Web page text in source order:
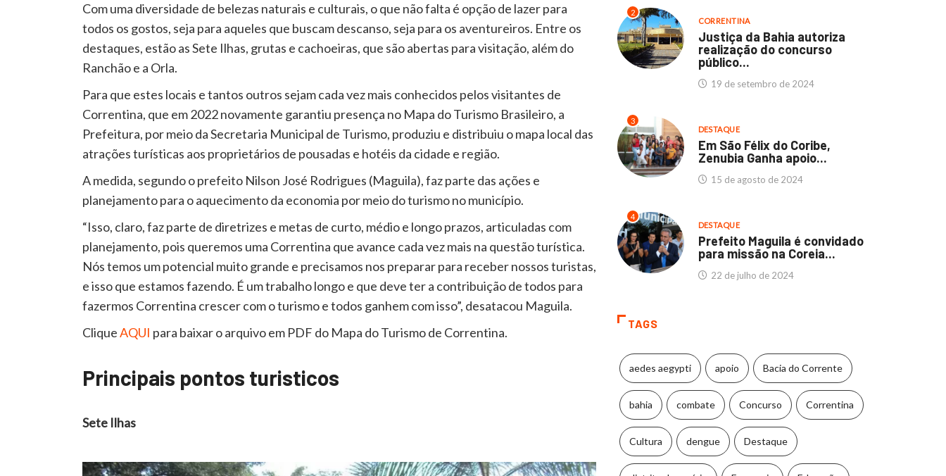
Com uma diversidade de belezas naturais e culturais, o que não falta é opção de lazer para
todos os gostos, seja para aqueles que buscam descanso, seja para os aventureiros. Entre os
destaques, estão as Sete Ilhas, grutas e cachoeiras, que são abertas para visitação, além do
Ranchão e a Orla.
Para que estes locais e tantos outros sejam cada vez mais conhecidos pelos visitantes de
Correntina, que em 2022 novamente garantiu presença no Mapa do Turismo Brasileiro, a
Prefeitura, por meio da Secretaria Municipal de Turismo, produziu e distribuiu o mapa local das
atrações turísticas aos proprietários de pousadas e hotéis da cidade e região.
A medida, segundo o prefeito Nilson José Rodrigues (Maguila), faz parte das ações e
planejamento para o aquecimento da economia por meio do turismo no município.
“Isso, claro, faz parte de diretrizes e metas de curto, médio e longo prazos, articuladas com
planejamento, pois queremos uma Correntina que avance cada vez mais na questão turística.
Nós temos um potencial muito grande e precisamos nos preparar para receber nossos turistas,
e isso que estamos fazendo. É um trabalho longo e que deve ter a contribuição de todos para
fazermos Correntina crescer com o turismo e todos ganhem com isso”, desatacou Maguila.
CliqueAQUI para baixar o arquivo em PDF do Mapa do Turismo de Correntina.
Principais pontos turisticos
Sete Ilhas
2
CORRENTINA
Justiça da Bahia autoriza
realização do concurso
público...
19 de setembro de 2024
3
DESTAQUE
Em São Félix do Coribe,
Zenubia Ganha apoio...
15 de agosto de 2024
4
DESTAQUE
Prefeito Maguila é convidado
para missão na Coreia...
22 de julho de 2024
TAGS
aedes aegypti apoio Bacia do Corrente
bahia combate Concurso Correntina
Cultura dengue Destaque